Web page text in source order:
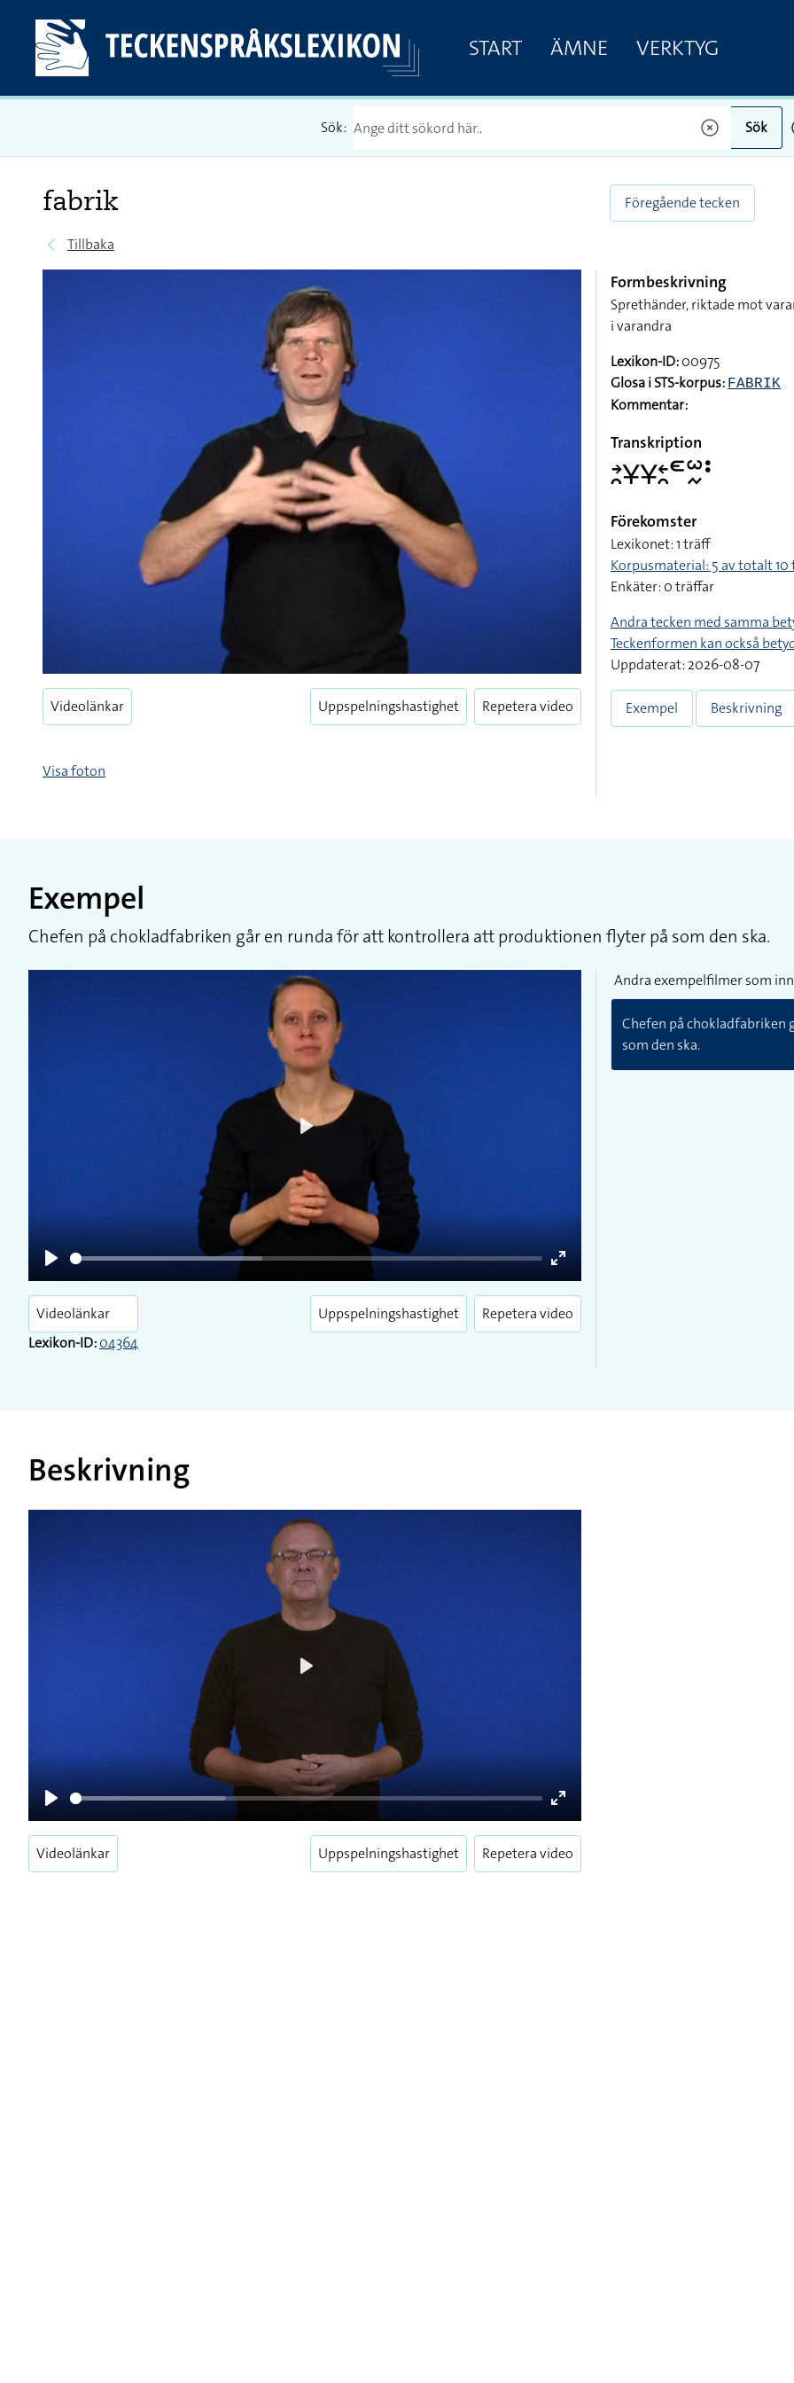
START ÄMNE VERKTYG
Sök: Sök
fabrik
Tillbaka
Föregående tecken
Videolänkar Uppspelningshastighet Repetera video
Visa foton
Formbeskrivning
Sprethänder, riktade mot
i varandra
Lexikon-ID:00975
Glosa i STS-korpus: FABRIK
Kommentar:
Transkription
􌥔􌥘􌥃􌥃􌥓􌥘􌥭􌥱􌦌􌥻
Förekomster
Lexikonet: 1 träff
Korpusmaterial: 5 av totalt
Enkäter: 0 träffar
Andra tecken med samma
Teckenformen kan också
Uppdaterat: 2026-08-07
Exempel Beskrivning
Exempel
Chefen på chokladfabriken går en runda för att kontrollera att produktionen flyter på som den ska.
Play
Enter
fullscreen
Videolänkar
Lexikon-ID:04364
Uppspelningshastighet Repetera video
Andra exempelfilmer som
Chefen på
som den ska.
Beskrivning
Play
Enter
fullscreen
Videolänkar Uppspelningshastighet Repetera video